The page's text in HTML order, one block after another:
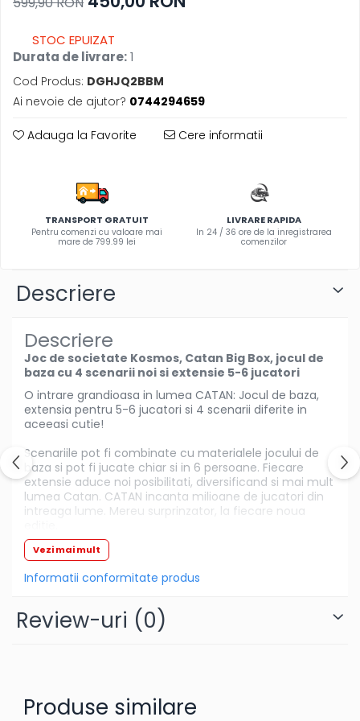
Olite si reductoare WC
Sampon si balsam copii
Sapun & Gel de dus copii
Ulei de corp copii
Tampoane pentru San
Arme de jucarie
Bucatarii copii
Casute de papusi si mobilier
Elicoptere, avioane si nave de
jucarie
Frumusete, bijuterii si accesorii
fetite
Instrumente muzicale de jucarie
Jocuri de societate
Jucarii de plus
Masinute
Motociclete de jucarie
Puzzle
Roboti de jucarie
Set joaca gradinarit
Utilaje constructie de jucarie
STOC EPUIZAT
Durata de livrare:1
Cod Produs: DGHJQ2BBM
Ai nevoie de ajutor? 0744294659
Adauga la Favorite Cere informatii
TRANSPORT GRATUIT
Pentru comenzi cu valoare mai
mare de 799.99 lei
LIVRARE RAPIDA
In 24 / 36 ore de la inregistrarea
comenzilor
Descriere
Descriere
Joc de societate Kosmos, Catan Big Box, jocul de
baza cu 4 scenarii noi si extensie 5-6 jucatori
O intrare grandioasa in lumea CATAN: Jocul de baza,
extensia pentru 5-6 jucatori si 4 scenarii diferite in
aceeasi cutie!
Scenariile pot fi combinate cu materialele jocului de
baza si pot fi jucate chiar si in 6 persoane. Fiecare
extensie aduce noi posibilitati, diversificand si mai mult
lumea Catan. CATAN incanta milioane de jucatori din
intreaga lume. Mereu surprinzator, la fiecare noua
Hai in lumea CATAN!
Vezi mai mult
Informatii conformitate produs
Review-uri (0)
Produse similare